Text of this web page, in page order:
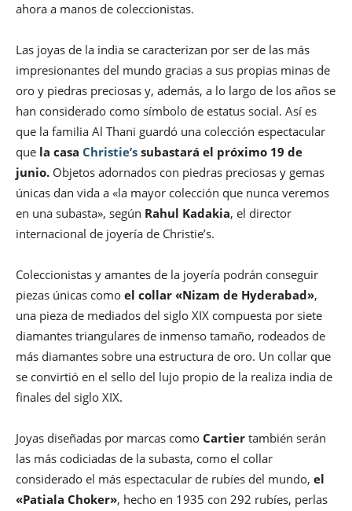
ahora a manos de coleccionistas.
Las joyas de la india se caracterizan por ser de las más
impresionantes del mundo gracias a sus propias minas de
oro y piedras preciosas y, además, a lo largo de los años se
han considerado como símbolo de estatus social. Así es
que la familia Al Thani guardó una colección espectacular
que la casa Christie’s subastará el próximo 19 de
junio. Objetos adornados con piedras preciosas y gemas
únicas dan vida a «la mayor colección que nunca veremos
en una subasta», según Rahul Kadakia, el director
internacional de joyería de Christie’s.
Coleccionistas y amantes de la joyería podrán conseguir
piezas únicas como el collar «Nizam de Hyderabad»,
una pieza de mediados del siglo XIX compuesta por siete
diamantes triangulares de inmenso tamaño, rodeados de
más diamantes sobre una estructura de oro. Un collar que
se convirtió en el sello del lujo propio de la realiza india de
finales del siglo XIX.
Joyas diseñadas por marcas como Cartier también serán
las más codiciadas de la subasta, como el collar
considerado el más espectacular de rubíes del mundo, el
«Patiala Choker», hecho en 1935 con 292 rubíes, perlas